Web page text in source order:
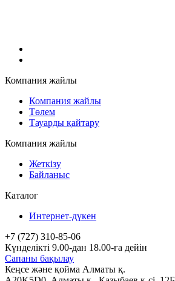
Компания жайлы
Компания жайлы
Төлем
Тауарды қайтару
Компания жайлы
Жеткізу
Байланыс
Каталог
Интернет-дүкен
+7 (727) 310-85-06
Күнделікті 9.00-дан 18.00-ға дейін
Сапаны бақылау
Кеңсе және қойма Алматы қ.